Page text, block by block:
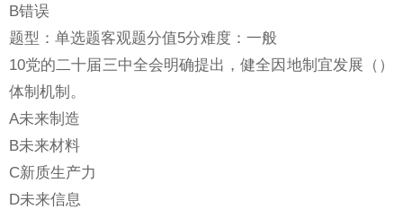
B错误
题型：单选题客观题分值5分难度：一般
10党的二十届三中全会明确提出，健全因地制宜发展（）
体制机制。
A未来制造
B未来材料
C新质生产力
D未来信息